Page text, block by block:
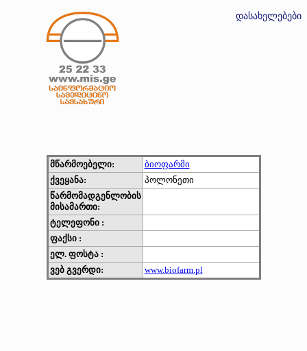
დასახელებები
მწარმოებელი:
ბიოფარმი
ქვეყანა:
პოლონეთი
წარმომადგენლობის
მისამართი:
ტელეფონი :
ფაქსი :
ელ. ფოსტა :
ვებ გვერდი:
www.biofarm.pl